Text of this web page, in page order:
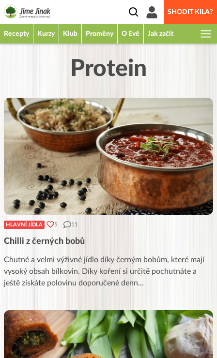
SHODIT KILA?
Recepty Kurzy Klub Proměny O Evě Jak začít
Protein
HLAVNÍ JÍDLA 5 11
Chilli z černých bobů
Chutné a velmi výživné jídlo díky černým bobům, které mají
vysoký obsah bílkovin. Díky koření si určitě pochutnáte a
ještě získáte polovinu doporučené denn...